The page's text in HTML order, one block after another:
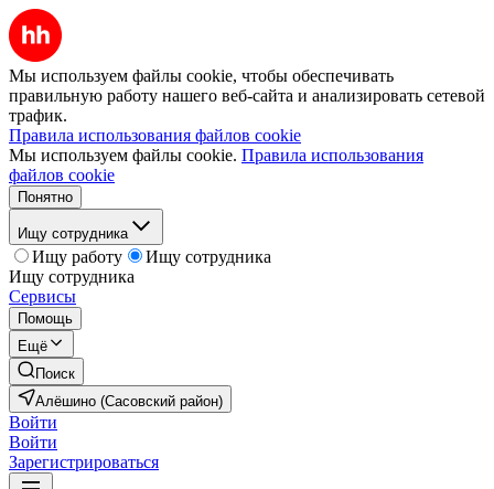
Мы используем файлы cookie, чтобы обеспечивать
правильную работу нашего веб-сайта и анализировать сетевой
трафик.
Правила использования файлов cookie
Мы используем файлы cookie. Правила использования
файлов cookie
Понятно
Ищу сотрудника
Ищу работу
Ищу сотрудника
Ищу сотрудника
Сервисы
Помощь
Ещё
Поиск
Алёшино (Сасовский район)
Войти
Войти
Зарегистрироваться